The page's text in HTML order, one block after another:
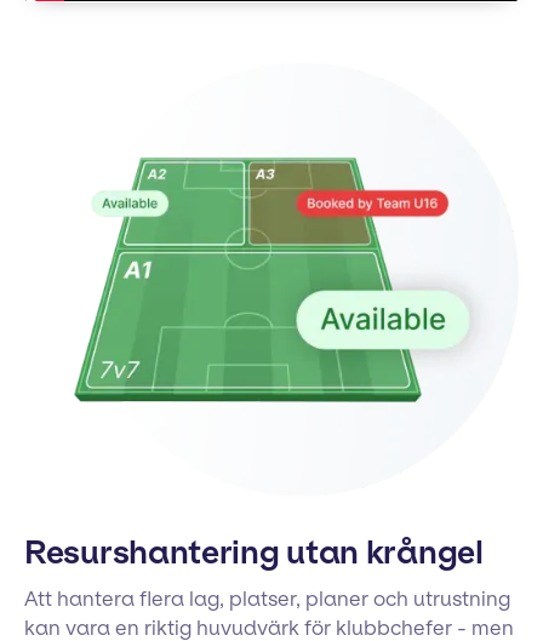
Resurshantering utan krångel
Att hantera flera lag, platser, planer och utrustning
kan vara en riktig huvudvärk för klubbchefer - men